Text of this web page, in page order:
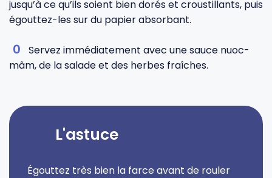
jusqu’à ce qu’ils soient bien dorés et croustillants, puis
égouttez-les sur du papier absorbant.
Servez immédiatement avec une sauce nuoc-
mâm, de la salade et des herbes fraîches.
L'astuce
Égouttez très bien la farce avant de rouler